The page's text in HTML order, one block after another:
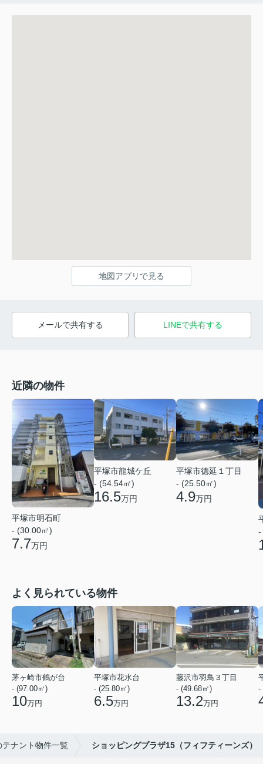
地図アプリで見る
メールで共有する LINEで共有する
近隣の物件
平塚市明石町
- (30.00㎡)
7.7万円
平塚市龍城ケ丘
- (54.54㎡)
16.5万円
平塚市徳延１丁目
- (25.50㎡)
4.9万円
-
よく見られている物件
茅ヶ崎市鶴が台
- (97.00㎡)
10万円
平塚市花水台
- (25.80㎡)
6.5万円
藤沢市羽鳥３丁目
- (49.68㎡)
13.2万円
-
テナント物件一覧 ショッピングプラザ15（フィフティーンズ）